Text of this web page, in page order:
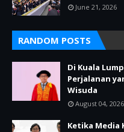
June 21, 2026
RANDOM POSTS
Di Kuala
Perjalanan
Wisuda
August 04, 2026
Ketika Media